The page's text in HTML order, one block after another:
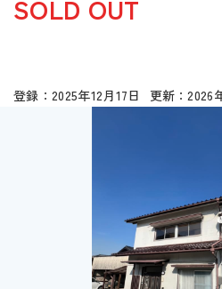
SOLD OUT
2025年12月17日 2026